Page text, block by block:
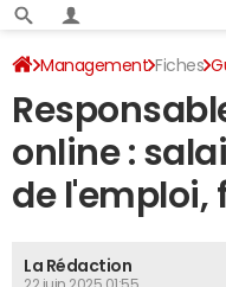
Management Fiches
Métiers du web
online :
de l'emploi,
La Rédaction